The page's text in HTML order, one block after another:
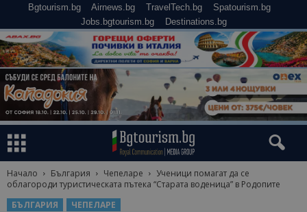
Bgtourism.bg Airnews.bg TravelTech.bg
Spatourism.bg
Jobs.bgtourism.bg
Destinations.bg
Начало България Чепеларе
Ученици помагат да се
облагороди туристическата пътека “Старата воденица” в Родопите
БЪЛГАРИЯ
ЧЕПЕЛАРЕ